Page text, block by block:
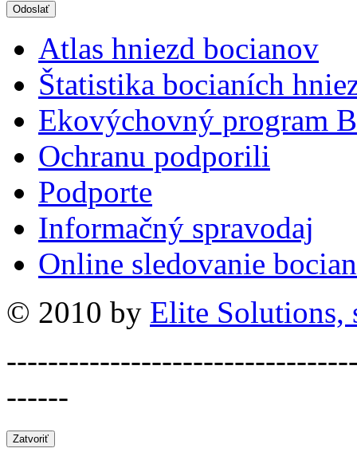
Atlas hniezd bocianov
Štatistika bocianích
Ekovýchovný program
Ochranu podporili
Podporte
Informačný spravodaj
Online sledovanie
© 2010 by Elite Solutions,
------